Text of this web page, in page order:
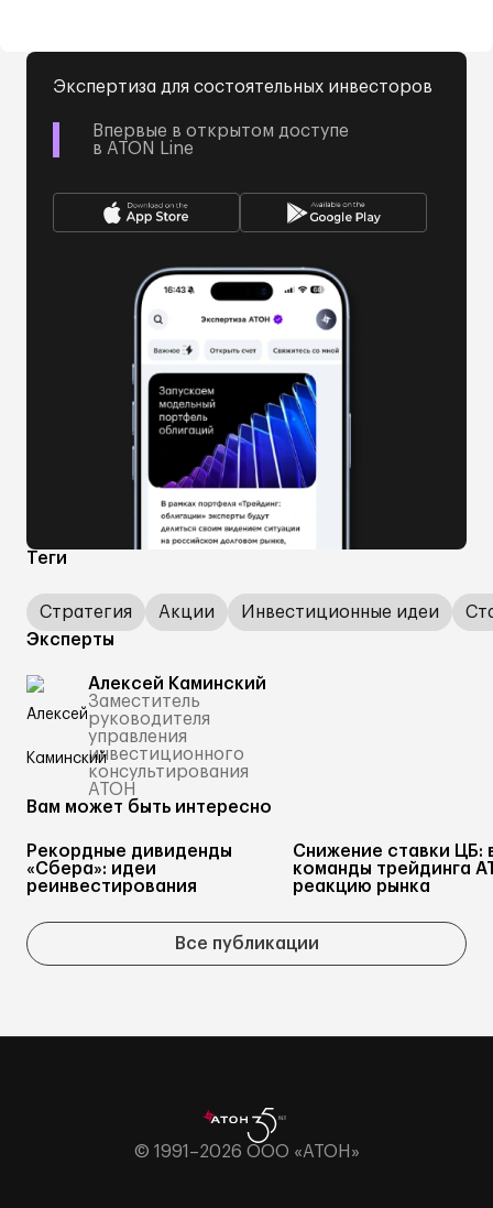
Теги
Стратегия Акции Инвестиционные идеи
Эксперты
Алексей Каминский
Заместитель
руководителя
управления
инвестиционного
консультирования
АТОН
Экспертиза для состоятельных инвесторов
Впервые в открытом доступе
в ATON Line
Вам может быть интересно
Рекордные дивиденды
«Сбера»: идеи
реинвестирования
Снижение ставки ЦБ:
команды трейдинга
реакцию рынка
Все публикации
© 1991–2026 ООО «АТОН»